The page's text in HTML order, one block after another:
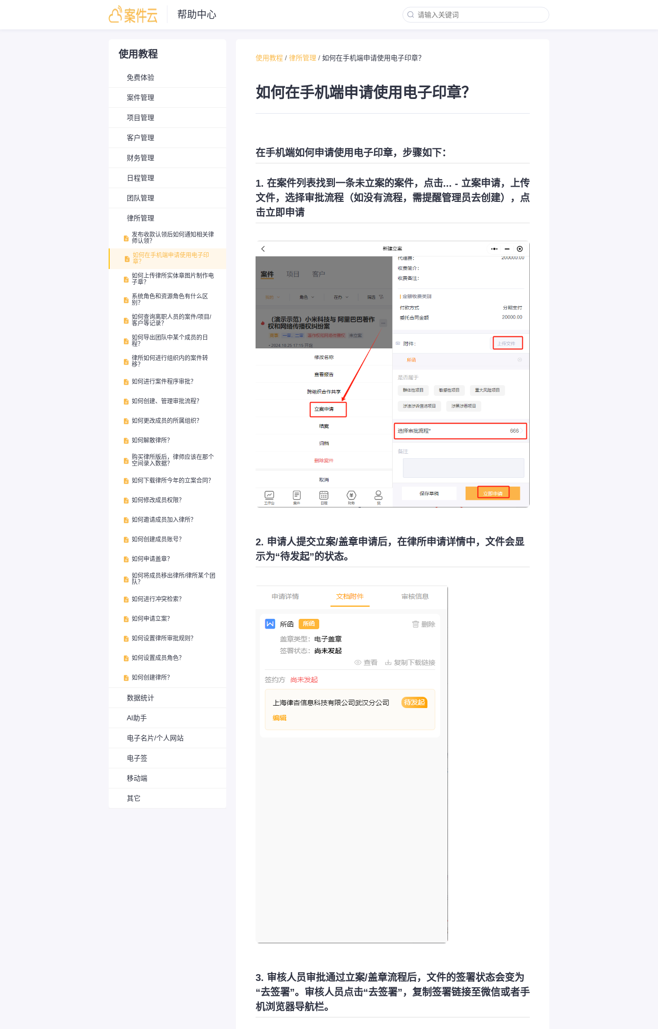
帮助中心
使用教程
免费体验
案件管理
项目管理
客户管理
财务管理
日程管理
团队管理
律所管理
 发布收款认领后如何通知相关律
师认领？
 如何在手机端申请使用电子印
章？
 如何上传律所实体章图片制作电
子章？
 系统角色和资源角色有什么区
别？
 如何查询离职人员的案件/项目/
客户等记录？
 如何导出团队中某个成员的日
程？
 律所如何进行组织内的案件转
移？
 如何进行案件程序审批？
 如何创建、管理审批流程？
 如何更改成员的所属组织？
 如何解散律所？
 购买律所版后，律师应该在那个
空间录入数据？
 如何下载律所今年的立案合同？
 如何修改成员权限？
 如何邀请成员加入律所？
 如何创建成员账号？
 如何申请盖章？
 如何将成员移出律所/律所某个团
队？
 如何进行冲突检索？
 如何申请立案？
 如何设置律所审批规则？
 如何设置成员角色？
 如何创建律所？
数据统计
AI助手
电子名片/个人网站
电子签
移动端
其它
使用教程 / 律所管理 / 如何在手机端申请使用电子印章？
如何在手机端申请使用电子印章？
在手机端如何申请使用电子印章，步骤如下：
1. 在案件列表找到一条未立案的案件，点击... - 立案申请，上传
文件，选择审批流程（如没有流程，需提醒管理员去创建），点
击立即申请
2. 申请人提交立案/盖章申请后，在律所申请详情中，文件会显
示为“待发起”的状态。
3. 审核人员审批通过立案/盖章流程后，文件的签署状态会变为
“去签署”。审核人员点击“去签署”，复制签署链接至微信或者手
机浏览器导航栏。